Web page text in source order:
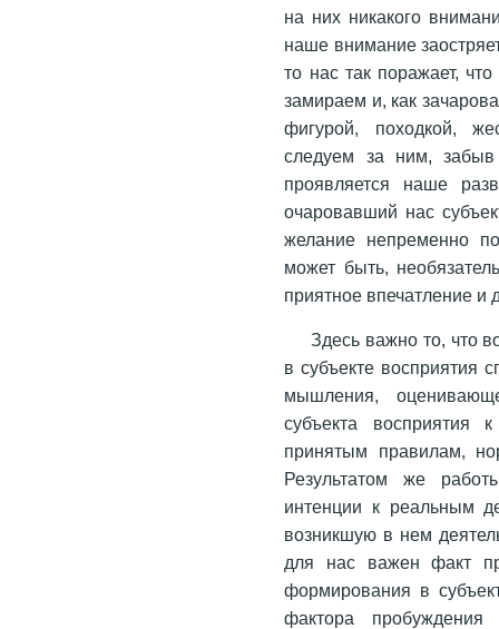
на них никакого
наше внимание
то нас так поражает,
замираем и, как
фигурой, походкой,
следуем за ним,
проявляется наше
очаровавший нас
желание непременно
может быть,
приятное впечатление и
Здесь важно то, что
в субъекте восприятия
мышления,
субъекта восприятия
принятым правилам,
Результатом же
интенции к реальным
возникшую в нем
для нас важен факт
формирования в
фактора